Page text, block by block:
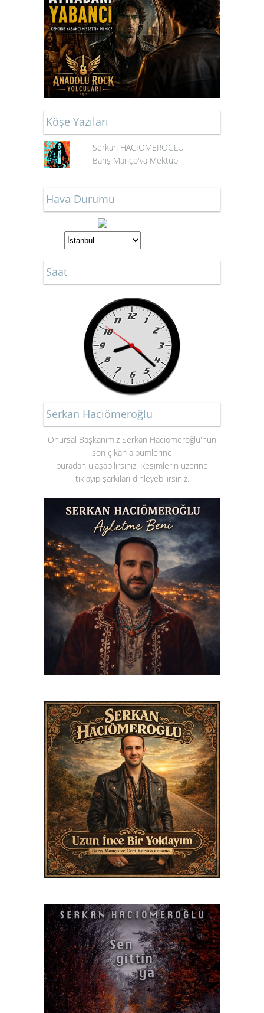
Köşe Yazıları
Serkan HACIOMEROGLU
Barış Manço'ya Mektup
Hava Durumu
Saat
Serkan Hacıömeroğlu
Onursal Başkanımız Serkan Hacıömeroğlu'nun
son çıkan albümlerine
buradan ulaşabilirsiniz! Resimlerin üzerine
tıklayıp şarkıları dinleyebilirsiniz.